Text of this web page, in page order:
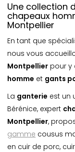
Une collection
chapeaux
Montpellier
En tant que
nous vous
Montpellier pour y
homme et gants
La ganterie est un
Bérénice, expert
Montpellier,
gamme cousus
en cuir de porc,